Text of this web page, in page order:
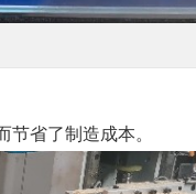
省了制造成本。